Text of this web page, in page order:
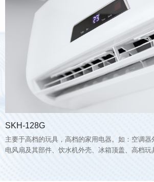
SKH-128G
主要于高档的玩具，高档的家用电器。如：空调
电风扇及其部件、饮水机外壳、冰箱顶盖、高档玩